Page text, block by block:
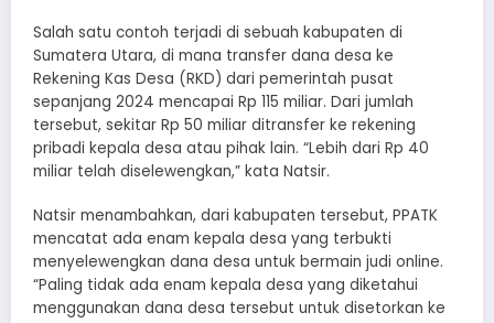
Salah satu contoh terjadi di sebuah kabupaten di
Sumatera Utara, di mana transfer dana desa ke
Rekening Kas Desa (RKD) dari pemerintah pusat
sepanjang 2024 mencapai Rp 115 miliar. Dari jumlah
tersebut, sekitar Rp 50 miliar ditransfer ke rekening
pribadi kepala desa atau pihak lain. “Lebih dari Rp 40
miliar telah diselewengkan,” kata Natsir.
Natsir menambahkan, dari kabupaten tersebut, PPATK
mencatat ada enam kepala desa yang terbukti
menyelewengkan dana desa untuk bermain judi online.
“Paling tidak ada enam kepala desa yang diketahui
menggunakan dana desa tersebut untuk disetorkan ke